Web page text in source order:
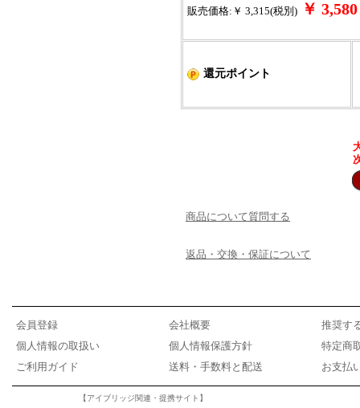
販売価格:￥ 3,315(税別) ￥
還元ポイント
商品について質問する
返品・交換・保証について
会員登録 会社概要
推奨す
個人情報の取扱い
個人情報保護方針
特定商
ご利用ガイド
送料・手数料と配送 お支払
【アイブリッジ関連・提携サイト】